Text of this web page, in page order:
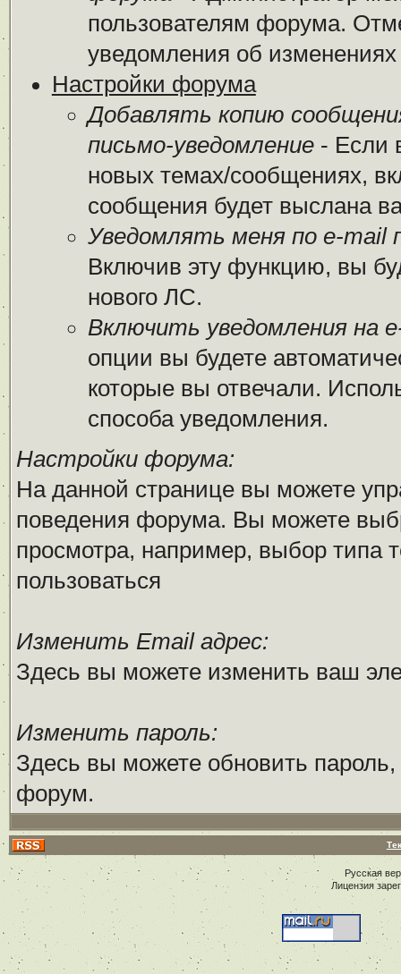
пользователям форума.
уведомления об
Настройки форума
Добавлять копию
письмо-уведомление- Если
новых темах/сообщениях,
сообщения будет выслана
Уведомлять меня по e-mail
Включив эту функцию, вы
нового ЛС.
Включить уведомления на
опции вы будете
которые вы отвечали.
способа уведомления.
Настройки форума:
На данной странице вы можете
поведения форума. Вы можете
просмотра, например, выбор типа
пользоваться
Изменить Email адрес:
Здесь вы можете изменить ваш
Изменить пароль:
Здесь вы можете обновить
форум.
Русская
Лицензия